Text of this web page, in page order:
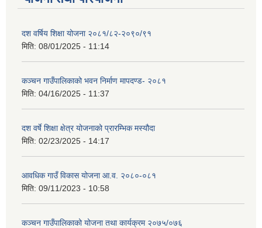
दश वर्षिय शिक्षा योजना २०८१/८२-२०९०/९१
मिति: 08/01/2025 - 11:14
कञ्‍चन गाउँपालिकाको भवन निर्माण मापदण्ड- २०८१
मिति: 04/16/2025 - 11:37
दश वर्षे शिक्षा क्षेत्र योजनाको प्रारम्भिक मस्यौदा
मिति: 02/23/2025 - 14:17
आवधिक गाउँ विकास योजना आ.व. २०८०-०८१
मिति: 09/11/2023 - 10:58
कञ्चन गाउँपालिकाको योजना तथा कार्यक्रम २०७५/०७६